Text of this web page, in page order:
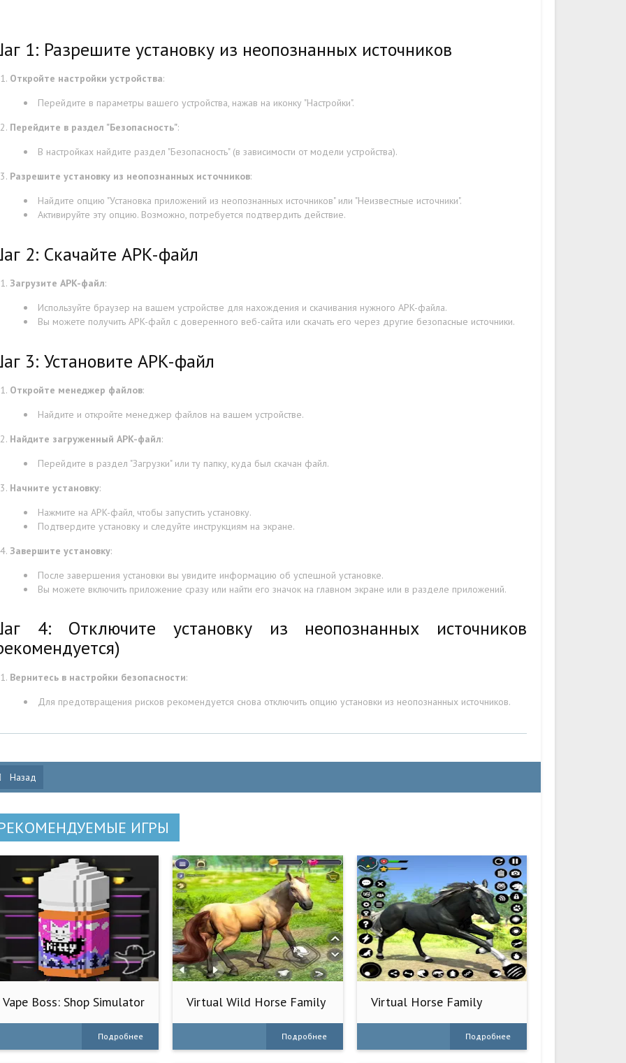
1: Разрешите установку из неопознанных источников
Откройте настройки устройства:
Перейдите в параметры вашего устройства, нажав на иконку "Настройки".
Перейдите в раздел "Безопасность":
В настройках найдите раздел "Безопасность" (в зависимости от модели устройства).
Разрешите установку из неопознанных источников:
Найдите опцию "Установка приложений из неопознанных источников" или "Неизвестные источники".
Активируйте эту опцию. Возможно, потребуется подтвердить действие.
2: Скачайте APK-файл
Загрузите APK-файл:
Используйте браузер на вашем устройстве для нахождения и скачивания нужного APK-файла.
Вы можете получить APK-файл с доверенного веб-сайта или скачать его через другие безопасные источники.
3: Установите APK-файл
Откройте менеджер файлов:
Найдите и откройте менеджер файлов на вашем устройстве.
Найдите загруженный APK-файл:
Перейдите в раздел "Загрузки" или ту папку, куда был скачан файл.
Начните установку:
Нажмите на APK-файл, чтобы запустить установку.
Подтвердите установку и следуйте инструкциям на экране.
Завершите установку:
После завершения установки вы увидите информацию об успешной установке.
Вы можете включить приложение сразу или найти его значок на главном экране или в разделе приложений.
4: Отключите установку из неопознанных источников
Вернитесь в настройки безопасности:
Для предотвращения рисков рекомендуется снова отключить опцию установки из неопознанных источников.
Назад
ИГРЫ
Vape Boss: Shop Simulator
Подробнее
Virtual Wild Horse Family
Подробнее
Virtual Horse Family
Подробнее